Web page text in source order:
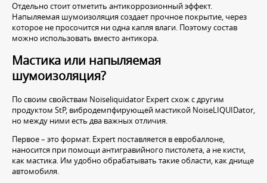
Отдельно стоит отметить антикоррозионный эффект.
Напыляемая шумоизоляция создает прочное покрытие, через
которое не просочится ни одна капля влаги. Поэтому состав
можно использовать вместо антикора.
Мастика или напыляемая
шумоизоляция?
По своим свойствам Noiseliquidator Expert схож с другим
продуктом StP, вибродемпфирующей мастикой NoiseLIQUIDator,
но между ними есть два важных отличия.
Первое – это формат. Expert поставляется в евробаллоне,
наносится при помощи антигравийного пистолета, а не кисти,
как мастика. Им удобно обрабатывать такие области, как днище
автомобиля.